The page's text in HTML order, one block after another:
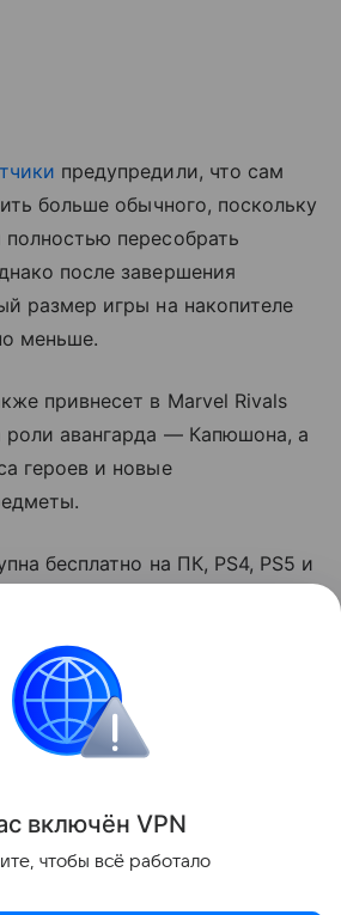
предупредили, что сам
больше обычного, поскольку
пересобрать
после завершения
размер игры на накопителе
меньше.
привнесет в Marvel Rivals
роли авангарда — Капюшона, а
героев и новые
бесплатно на ПК, PS4, PS5 и
, но ее дата релиза пока не
включён VPN
чтобы всё работало